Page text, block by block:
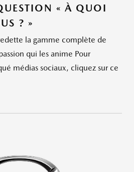
« À QUOI
? »
la gamme complète de
qui les anime Pour
médias sociaux, cliquez sur ce